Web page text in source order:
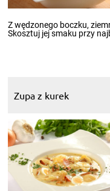
Z wędzonego boczku,
Skosztuj jej smaku przy
Zupa z kurek